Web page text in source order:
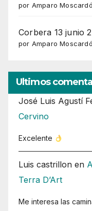
por Amparo Moscardó
Corbera 13 junio
por Amparo Moscardó
Ultimos
José Luis Agustí
Cervino
Excelente
Luis castrillon en
Terra D’Art
Me interesa las